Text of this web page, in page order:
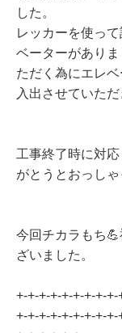
した。
レッカーを使っ
ベーターがあり
ただく為にエレ
入出させていた
工事終了時に対
がとうとおっしゃ
今回チカラもち
ざいました。
+-+-+-+-+-+-+-+-
+-+-+-+-+-+-+-+-